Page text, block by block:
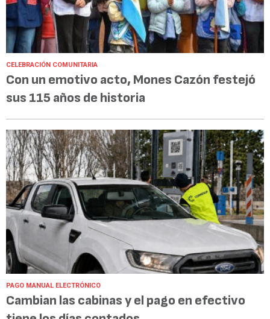
CELEBRACIÓN COMUNITARIA
Con un emotivo acto, Mones Cazón festejó
sus 115 años de historia
PAGO MANUAL ELECTRÓNICO
Cambian las cabinas y el pago en efectivo